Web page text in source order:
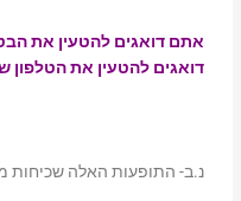
אתם דואגים להטעין את
דואגים להטעין את הטלפון
נ.ב- התופעות האלה שכיחות